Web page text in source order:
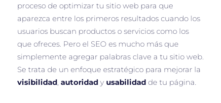
proceso de optimizar tu sitio web para que
aparezca entre los primeros resultados cuando los
usuarios buscan productos o servicios como los
que ofreces. Pero el SEO es mucho más que
simplemente agregar palabras clave a tu sitio web.
Se trata de un enfoque estratégico para mejorar la
visibilidad autoridad y usabilidad de tu página.